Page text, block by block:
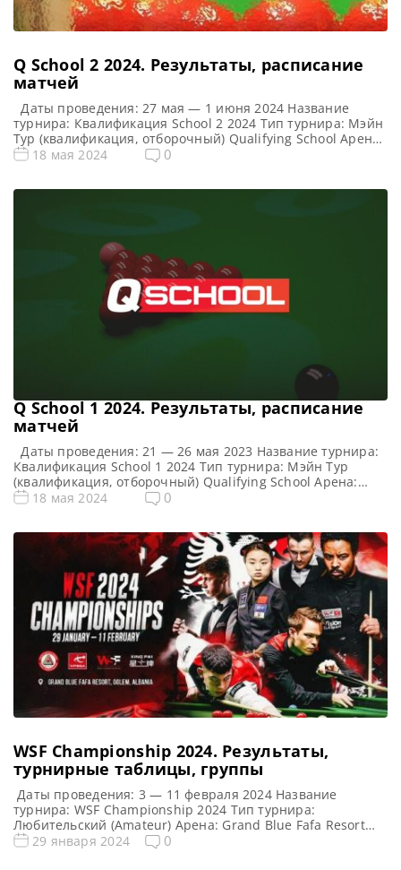
Q School 2 2024. Результаты, расписание
матчей
Даты проведения: 27 мая — 1 июня 2024 Название
турнира: Квалификация School 2 2024 Тип турнира: Мэйн
Тур (квалификация, отборочный) Qualifying School Арена:
Morningside Arena Место проведения (населенный пункт,
18 мая 2024 0
Q School 1 2024. Результаты, расписание
матчей
Даты проведения: 21 — 26 мая 2023 Название турнира:
Квалификация School 1 2024 Тип турнира: Мэйн Тур
(квалификация, отборочный) Qualifying School Арена:
Morningside Arena Место проведения (населенный пункт,
результаты Q School 2024 Q School 1 2024. Расписание —
трансляции Призовой фонд Q […]
18 мая 2024 0
WSF Championship 2024. Результаты,
турнирные таблицы, группы
Даты проведения: 3 — 11 февраля 2024 Название
турнира: WSF Championship 2024 Тип турнира:
Любительский (Amateur) Арена: Grand Blue Fafa Resort
Место проведения (населенный пункт, город, страна):
29 января 2024 0